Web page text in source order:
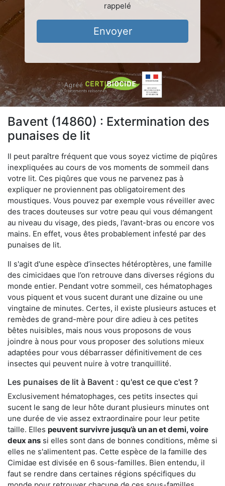
rappelé
Envoyer
Bavent (14860) : Extermination des
punaises de lit
Il peut paraître fréquent que vous soyez victime de piqûres
inexpliquées au cours de vos moments de sommeil dans
votre lit. Ces piqûres que vous ne parvenez pas à
expliquer ne proviennent pas obligatoirement des
moustiques. Vous pouvez par exemple vous réveiller avec
des traces douteuses sur votre peau qui vous démangent
au niveau du visage, des pieds, l’avant-bras ou encore vos
mains. En effet, vous êtes probablement infesté par des
punaises de lit.
Il s'agit d'une espèce d’insectes hétéroptères, une famille
des cimicidaes que l’on retrouve dans diverses régions du
monde entier. Pendant votre sommeil, ces hématophages
vous piquent et vous sucent durant une dizaine ou une
vingtaine de minutes. Certes, il existe plusieurs astuces et
remèdes de grand-mère pour dire adieu à ces petites
bêtes nuisibles, mais nous vous proposons de vous
joindre à nous pour vous proposer des solutions mieux
adaptées pour vous débarrasser définitivement de ces
insectes qui peuvent nuire à votre tranquillité.
Les punaises de lit à Bavent : qu'est ce que c'est ?
Exclusivement hématophages, ces petits insectes qui
sucent le sang de leur hôte durant plusieurs minutes ont
une durée de vie assez extraordinaire pour leur petite
taille. Elles peuvent survivre jusqu’à un an et demi, voire
deux ans si elles sont dans de bonnes conditions, même si
elles ne s'alimentent pas. Cette espèce de la famille des
Cimidae est divisée en 6 sous-familles. Bien entendu, il
faut se rendre dans certaines régions spécifiques du